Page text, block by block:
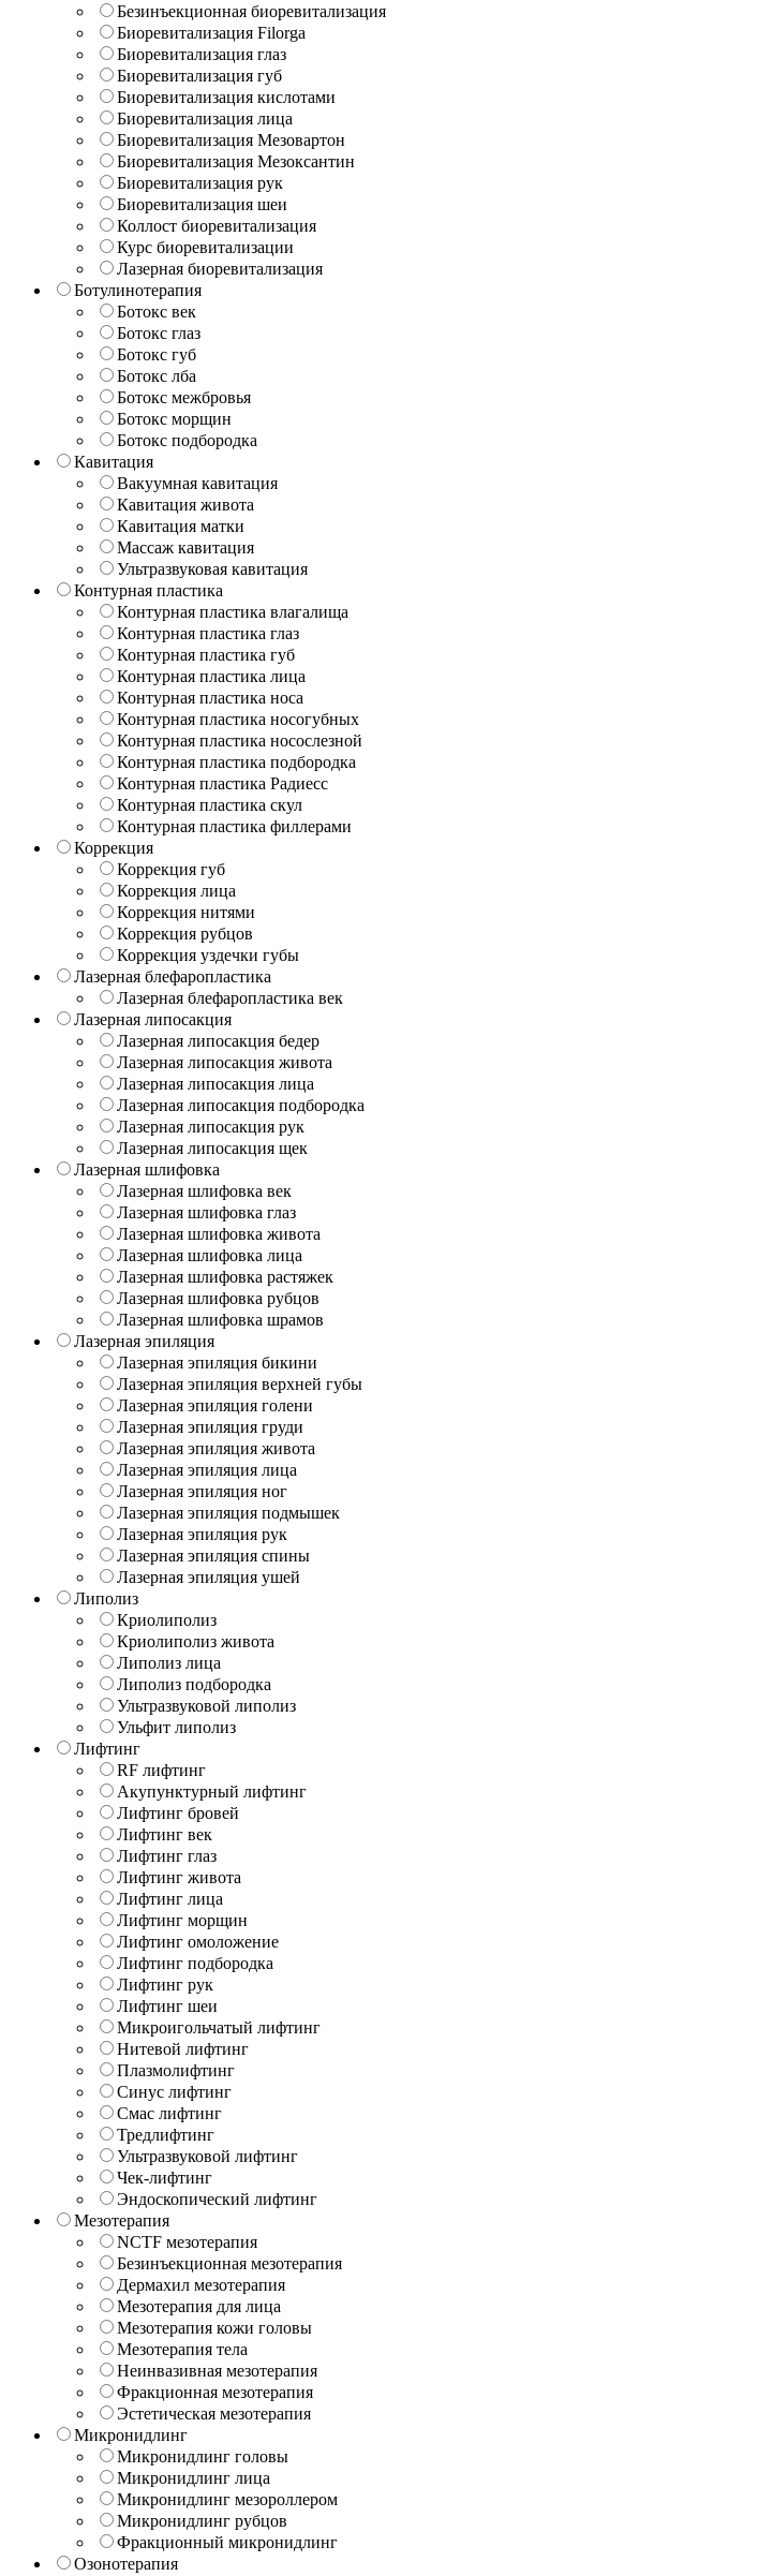
Безинъекционная биоревитализация
Биоревитализация Filorga
Биоревитализация глаз
Биоревитализация губ
Биоревитализация кислотами
Биоревитализация лица
Биоревитализация Мезовартон
Биоревитализация Мезоксантин
Биоревитализация рук
Биоревитализация шеи
Коллост биоревитализация
Курс биоревитализации
Лазерная биоревитализация
Ботулинотерапия
Ботокс век
Ботокс глаз
Ботокс губ
Ботокс лба
Ботокс межбровья
Ботокс морщин
Ботокс подбородка
Кавитация
Вакуумная кавитация
Кавитация живота
Кавитация матки
Массаж кавитация
Ультразвуковая кавитация
Контурная пластика
Контурная пластика влагалища
Контурная пластика глаз
Контурная пластика губ
Контурная пластика лица
Контурная пластика носа
Контурная пластика носогубных
Контурная пластика носослезной
Контурная пластика подбородка
Контурная пластика Радиесс
Контурная пластика скул
Контурная пластика филлерами
Коррекция
Коррекция губ
Коррекция лица
Коррекция нитями
Коррекция рубцов
Коррекция уздечки губы
Лазерная блефаропластика
Лазерная блефаропластика век
Лазерная липосакция
Лазерная липосакция бедер
Лазерная липосакция живота
Лазерная липосакция лица
Лазерная липосакция подбородка
Лазерная липосакция рук
Лазерная липосакция щек
Лазерная шлифовка
Лазерная шлифовка век
Лазерная шлифовка глаз
Лазерная шлифовка живота
Лазерная шлифовка лица
Лазерная шлифовка растяжек
Лазерная шлифовка рубцов
Лазерная шлифовка шрамов
Лазерная эпиляция
Лазерная эпиляция бикини
Лазерная эпиляция верхней губы
Лазерная эпиляция голени
Лазерная эпиляция груди
Лазерная эпиляция живота
Лазерная эпиляция лица
Лазерная эпиляция ног
Лазерная эпиляция подмышек
Лазерная эпиляция рук
Лазерная эпиляция спины
Лазерная эпиляция ушей
Липолиз
Криолиполиз
Криолиполиз живота
Липолиз лица
Липолиз подбородка
Ультразвуковой липолиз
Ульфит липолиз
Лифтинг
RF лифтинг
Акупунктурный лифтинг
Лифтинг бровей
Лифтинг век
Лифтинг глаз
Лифтинг живота
Лифтинг лица
Лифтинг морщин
Лифтинг омоложение
Лифтинг подбородка
Лифтинг рук
Лифтинг шеи
Микроигольчатый лифтинг
Нитевой лифтинг
Плазмолифтинг
Синус лифтинг
Смас лифтинг
Тредлифтинг
Ультразвуковой лифтинг
Чек-лифтинг
Эндоскопический лифтинг
Мезотерапия
NCTF мезотерапия
Безинъекционная мезотерапия
Дермахил мезотерапия
Мезотерапия для лица
Мезотерапия кожи головы
Мезотерапия тела
Неинвазивная мезотерапия
Фракционная мезотерапия
Эстетическая мезотерапия
Микронидлинг
Микронидлинг головы
Микронидлинг лица
Микронидлинг мезороллером
Микронидлинг рубцов
Фракционный микронидлинг
Озонотерапия